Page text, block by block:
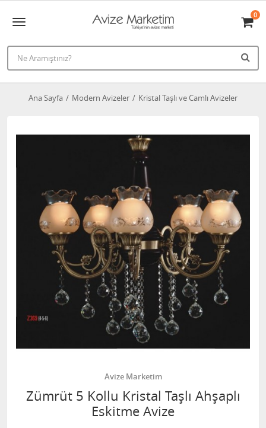
0
Ana Sayfa Modern Avizeler Kristal Taşlı ve Camlı Avizeler
Avize Marketim
Zümrüt 5 Kollu Kristal Taşlı Ahşaplı
Eskitme Avize